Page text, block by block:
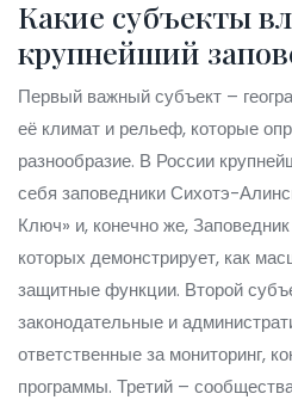
Какие субъекты
крупнейший
Первый важный субъект –
её климат и рельеф, которые
разнообразие. В России
себя заповедники Сихотэ-
Ключ» и, конечно же,
которых демонстрирует, как
защитные функции. Второй
законодательные и
ответственные за мониторинг,
программы. Третий –